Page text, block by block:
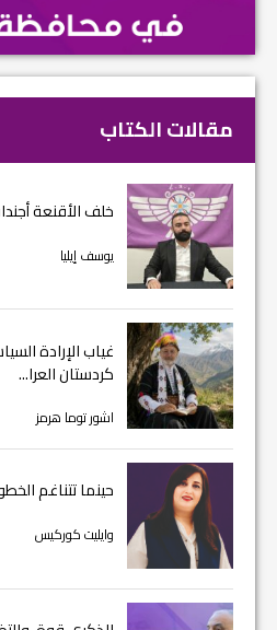
مقالات الكتاب
خلف الأقنعة
يوسف إيليا
غياب الإرادة
كردستان العرا...
اشور توما هرمز
حينما تتناغم
وايليت كوركيس